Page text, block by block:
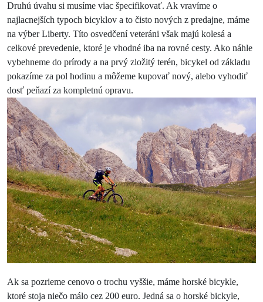
Druhú úvahu si musíme viac špecifikovať. Ak vravíme o
najlacnejších typoch bicyklov a to čisto nových z predajne, máme
na výber Liberty. Títo osvedčení veteráni však majú kolesá a
celkové prevedenie, ktoré je vhodné iba na rovné cesty. Ako náhle
vybehneme do prírody a na prvý zložitý terén, bicykel od základu
pokazíme za pol hodinu a môžeme kupovať nový, alebo vyhodiť
dosť peňazí za kompletnú opravu.
Ak sa pozrieme cenovo o trochu vyššie, máme horské bicykle,
ktoré stoja niečo málo cez 200 euro. Jedná sa o horské bickyle,